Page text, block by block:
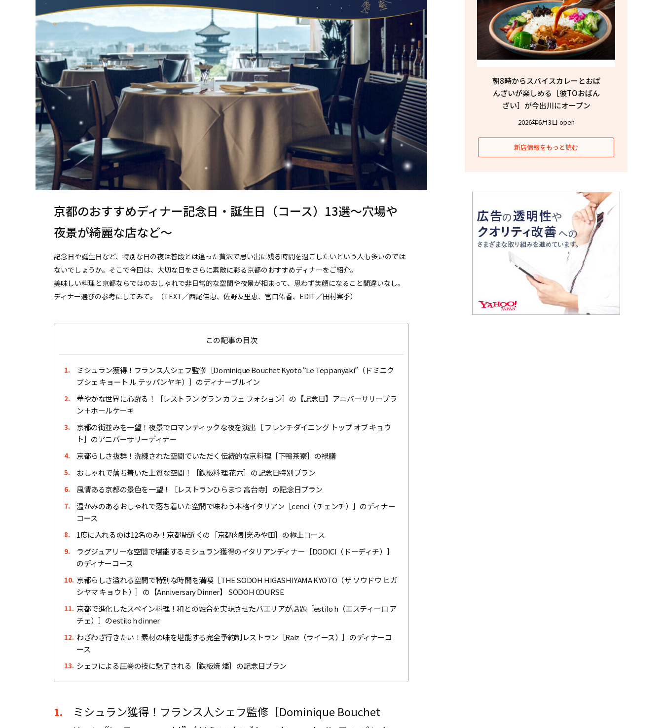
京都のおすすめディナー記念日・誕生日（コース）13選〜穴場や
夜景が綺麗な店など〜
記念日や誕生日など、特別な日の夜は普段とは違った贅沢で思い出に残る時間を過ごしたいという人も多いのでは
ないでしょうか。そこで今回は、大切な日をさらに素敵に彩る京都のおすすめディナーをご紹介。
美味しい料理と京都ならではのおしゃれで非日常的な空間や夜景が相まって、思わず笑顔になること間違いなし。
ディナー選びの参考にしてみて。（TEXT／西尾佳恵、佐野友里恵、宮口佑香、EDIT／田村実季）
この記事の目次
1.
ミシュラン獲得！フランス人シェフ監修［Dominique Bouchet Kyoto “Le Teppanyaki”（ドミニク
ブシェ キョート ル テッパンヤキ）］のディナーブルイン
2.
華やかな世界に心躍る！［レストラン グラン カフェ フォション］の【記念日】アニバーサリープラ
ン＋ホールケーキ
3.
京都の街並みを一望！夜景でロマンティックな夜を演出［ フレンチダイニング トップ オブ キョウ
ト］のアニバーサリーディナー
4. 京都らしさ抜群！洗練された空間でいただく伝統的な京料理［下鴨茶寮］の禄膳
5. おしゃれで落ち着いた上質な空間！［鉄板料理 花六］の記念日特別プラン
6. 風情ある京都の景色を一望！［レストランひらまつ 高台寺］の記念日プラン
7.
温かみのあるおしゃれで落ち着いた空間で味わう本格イタリアン［cenci（チェンチ）］のディナー
コース
8. 1度に入れるのは12名のみ！京都駅近くの［京都肉割烹みや田］の極上コース
9.
ラグジュアリーな空間で堪能するミシュラン獲得のイタリアンディナー［DODICI（ドーディチ）］
のディナーコース
10. 京都らしさ溢れる空間で特別な時間を満喫［THE SODOH HIGASHIYAMA KYOTO（ザ ソウドウ ヒガ
シヤマ キョウト）］の【Anniversary Dinner】 SODOH COURSE
11. 京都で進化したスペイン料理！和との融合を実現させたパエリアが話題［estilo h（エスティーロ ア
チェ）］のestilo h dinner
12. わざわざ行きたい！素材の味を堪能する完全予約制レストラン［Raiz（ライース）］のディナーコ
ース
13. シェフによる圧巻の技に魅了される［鉄板焼 燔］の記念日プラン
1.
ミシュラン獲得！フランス人シェフ監修［Dominique Bouchet
朝8時からスパイスカレーとおば
んざいが楽しめる［彼TOおばん
ざい］が今出川にオープン
2026年6月3日 open
新店情報をもっと読む